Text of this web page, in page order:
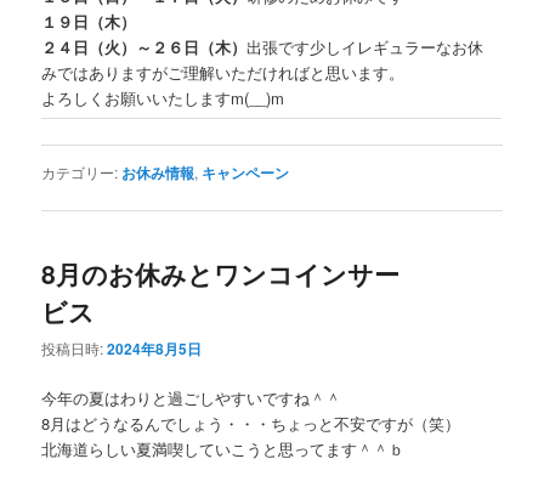
１９日（木）
２４日（火）～２６日（木）出張です少しイレギュラーなお休
みではありますがご理解いただければと思います。
よろしくお願いいたしますm(__)m
カテゴリー: お休み情報, キャンペーン
8月のお休みとワンコインサー
ビス
投稿日時:2024年8月5日
今年の夏はわりと過ごしやすいですね＾＾
8月はどうなるんでしょう・・・ちょっと不安ですが（笑）
北海道らしい夏満喫していこうと思ってます＾＾ｂ